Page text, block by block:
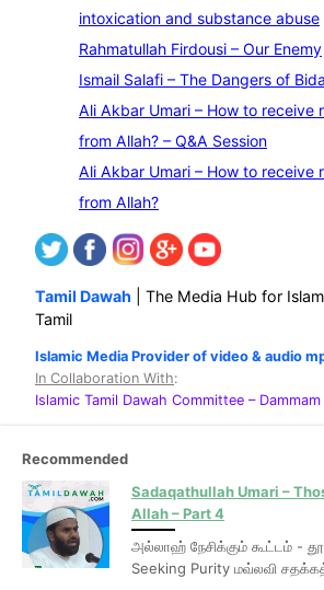
intoxication and substance abuse
Rahmatullah Firdousi – Our Enemy
Ismail Salafi – The Dangers of
Ali Akbar Umari – How to receive
from Allah? – Q&A Session
Ali Akbar Umari – How to receive
from Allah?
Tamil Dawah | The Media Hub for
Tamil
Islamic Media Provider of video & audio
In Collaboration With:
Islamic Tamil Dawah Committee – Dammam
©Tamil Dawah
Welcome to the new
Recommended
Sadaqathullah Umari –
Allah – Part 4
அல்லாஹ் நேசிக்கும் கூட்டம் -
Seeking Purity மவ்லவி